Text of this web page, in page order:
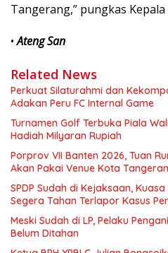
Tangerang,” pungkas
•Ateng San
Related News
Perkuat Silaturahmi dan
Adakan Peru FC Internal Game
Turnamen Golf Terbuka Piala
Hadiah Milyaran Rupiah
Porprov VII Banten 2026, Tuan
Akan Pakai Venue Kota
SPDP Sudah di Kejaksaan,
Segera Tahan Terlapor Kasus
Meski Sudah di LP, Pelaku
Belum Ditahan